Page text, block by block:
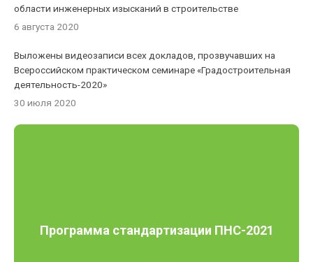
области инженерных изысканий в строительстве
6 августа 2020
Выложены видеозаписи всех докладов, прозвучавших на
Всероссийском практическом семинаре «Градостроительная
деятельность-2020»
30 июля 2020
Программа стандартизации ПНС-2021